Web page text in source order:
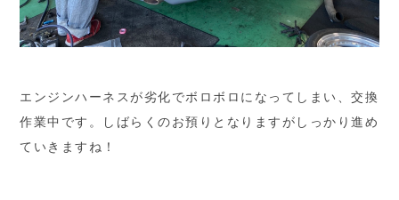
エンジンハーネスが劣化でボロボロになってしまい、交換
作業中です。しばらくのお預りとなりますがしっかり進め
ていきますね！